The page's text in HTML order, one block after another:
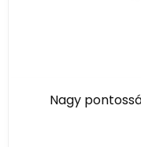
Nagy